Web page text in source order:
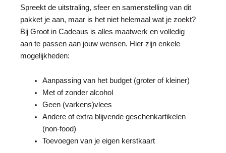
Spreekt de uitstraling, sfeer en samenstelling van dit
pakket je aan, maar is het niet helemaal wat je zoekt?
Bij Groot in Cadeaus is alles maatwerk en volledig
aan te passen aan jouw wensen. Hier zijn enkele
mogelijkheden:
Aanpassing van het budget (groter of kleiner)
Met of zonder alcohol
Geen (varkens)vlees
Andere of extra blijvende geschenkartikelen
(non-food)
Toevoegen van je eigen kerstkaart